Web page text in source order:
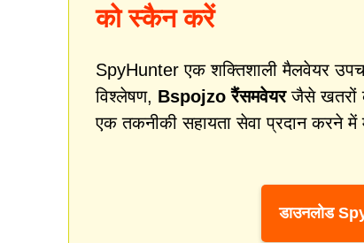
को स्कैन करें
SpyHunter एक शक्तिशाली मैलवेयर
विश्लेषण, Bspojzo रैंसमवेयरजैसे खतरों
एक तकनीकी सहायता सेवा प्रदान करने
डाउनलोड